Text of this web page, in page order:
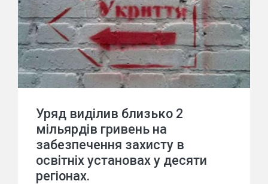
Уряд виділив близько 2
мільярдів гривень на
забезпечення захисту в
освітніх установах у десяти
регіонах.